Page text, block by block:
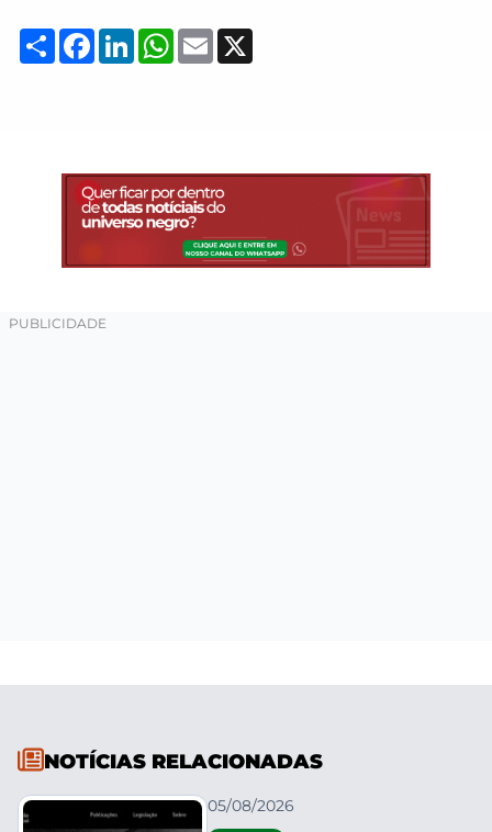
Compartilhar
Facebook
LinkedInWhatsApp
Email
NOTÍCIAS RELACIONADAS
05/08/2026